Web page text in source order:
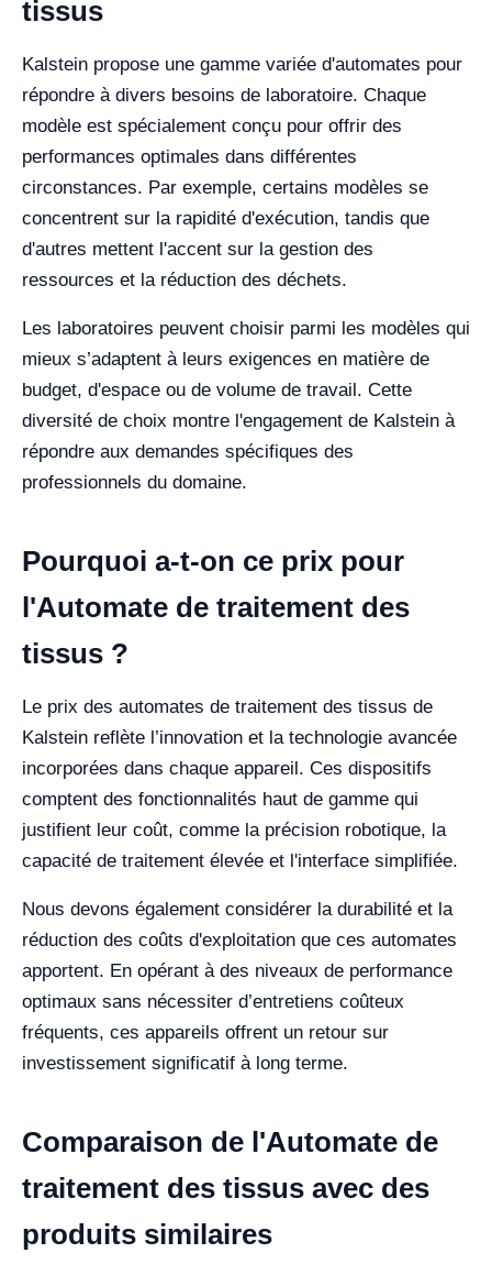
tissus
Kalstein propose une gamme variée d'automates pour
répondre à divers besoins de laboratoire. Chaque
modèle est spécialement conçu pour offrir des
performances optimales dans différentes
circonstances. Par exemple, certains modèles se
concentrent sur la rapidité d'exécution, tandis que
d'autres mettent l'accent sur la gestion des
ressources et la réduction des déchets.
Les laboratoires peuvent choisir parmi les modèles qui
mieux s’adaptent à leurs exigences en matière de
budget, d'espace ou de volume de travail. Cette
diversité de choix montre l'engagement de Kalstein à
répondre aux demandes spécifiques des
professionnels du domaine.
Pourquoi a-t-on ce prix pour
l'Automate de traitement des
tissus ?
Le prix des automates de traitement des tissus de
Kalstein reflète l’innovation et la technologie avancée
incorporées dans chaque appareil. Ces dispositifs
comptent des fonctionnalités haut de gamme qui
justifient leur coût, comme la précision robotique, la
capacité de traitement élevée et l'interface simplifiée.
Nous devons également considérer la durabilité et la
réduction des coûts d'exploitation que ces automates
apportent. En opérant à des niveaux de performance
optimaux sans nécessiter d’entretiens coûteux
fréquents, ces appareils offrent un retour sur
investissement significatif à long terme.
Comparaison de l'Automate de
traitement des tissus avec des
produits similaires